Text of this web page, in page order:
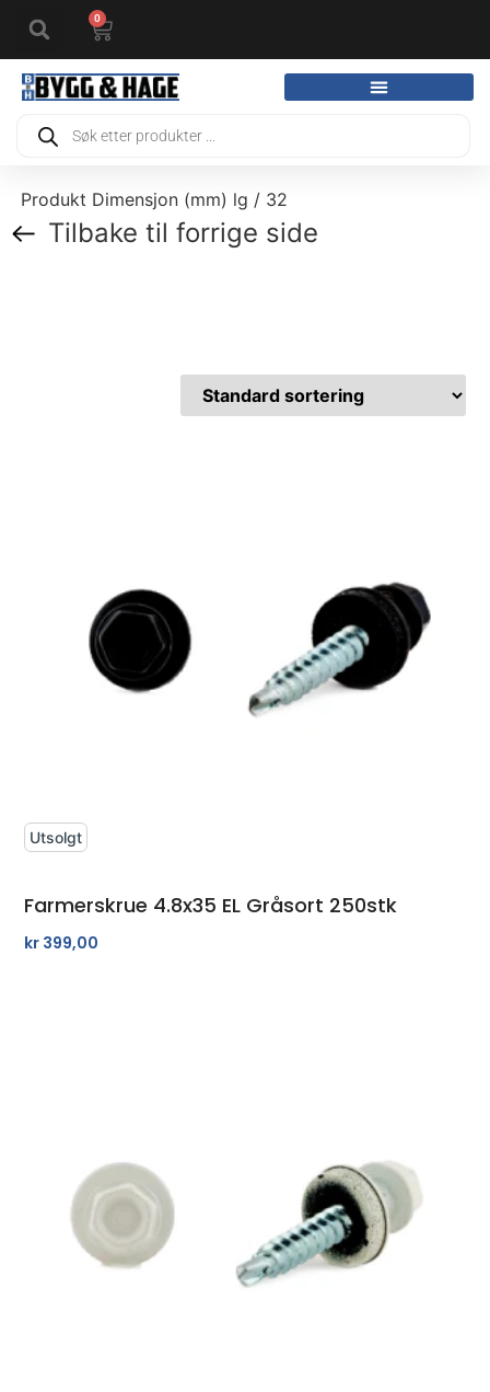
0
Produkt Dimensjon (mm) lg / 32
Tilbake til forrige side
Farmerskrue 4.8x35 EL Gråsort 250stk
kr 399,00
Utsolgt